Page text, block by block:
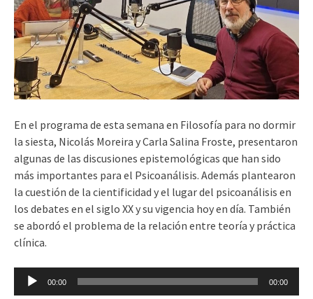
En el programa de esta semana en Filosofía para no dormir
la siesta, Nicolás Moreira y Carla Salina Froste, presentaron
algunas de las discusiones epistemológicas que han sido
más importantes para el Psicoanálisis. Además plantearon
la cuestión de la cientificidad y el lugar del psicoanálisis en
los debates en el siglo XX y su vigencia hoy en día. También
se abordó el problema de la relación entre teoría y práctica
clínica.
Reproductor
00:00 00:00